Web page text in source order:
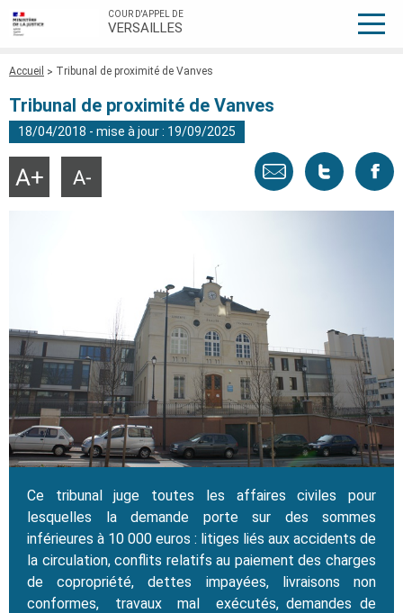
COUR D'APPEL DE
VERSAILLES
Fil
Accueil Tribunal de proximité de Vanves
Tribunal de proximité de Vanves
18/04/2018 - mise à jour : 19/09/2025
Envoyer Tweeter
Agrandir Réduire
Ce tribunal juge toutes les affaires civiles pour
lesquelles la demande porte sur des sommes
inférieures à 10 000 euros : litiges liés aux accidents de
la circulation, conflits relatifs au paiement des charges
de copropriété, dettes impayées, livraisons non
conformes, travaux mal exécutés, demandes de